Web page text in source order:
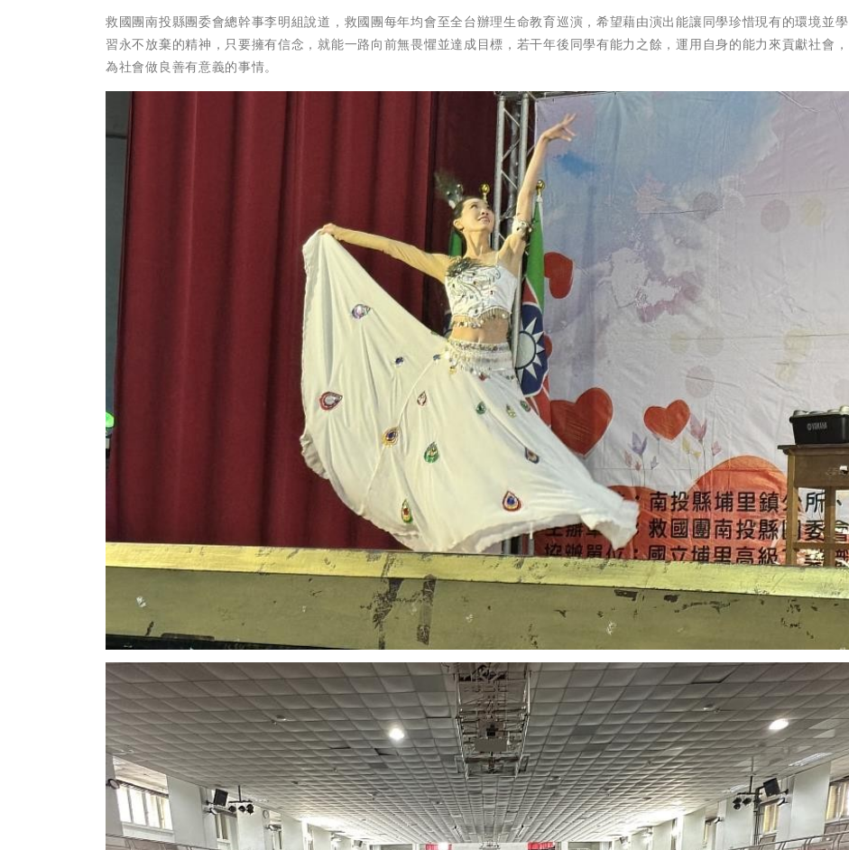
救國團南投縣團委會總幹事李明組說道，救國團每年均會至全台辦理生命教育巡演，希望藉由演出能讓同學珍惜現有的環境並學
習永不放棄的精神，只要擁有信念，就能一路向前無畏懼並達成目標，若干年後同學有能力之餘，運用自身的能力來貢獻社會，
為社會做良善有意義的事情。